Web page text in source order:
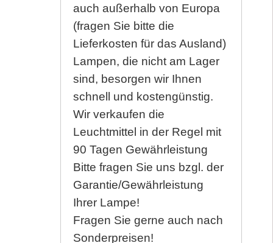
auch außerhalb von Europa
(fragen Sie bitte die
Lieferkosten für das Ausland)
Lampen, die nicht am Lager
sind, besorgen wir Ihnen
schnell und kostengünstig.
Wir verkaufen die
Leuchtmittel in der Regel mit
90 Tagen Gewährleistung
Bitte fragen Sie uns bzgl. der
Garantie/Gewährleistung
Ihrer Lampe!
Fragen Sie gerne auch nach
Sonderpreisen!